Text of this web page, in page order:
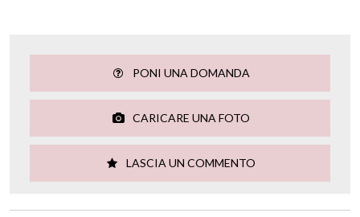
PONI UNA DOMANDA
CARICARE UNA FOTO
LASCIA UN COMMENTO